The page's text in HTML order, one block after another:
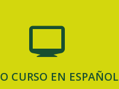
CURSO EN ESPAÑOL